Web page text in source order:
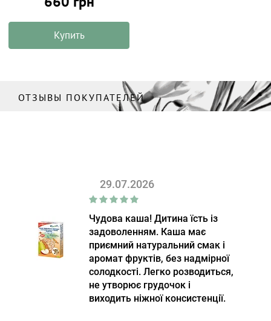
Купить
ОТЗЫВЫ ПОКУПАТЕЛЕЙ
29.07.2026
Чудова каша! Дитина їсть із
задоволенням. Каша має
приємний натуральний смак і
аромат фруктів, без надмірної
солодкості. Легко розводиться,
не утворює грудочок і
виходить ніжної консистенції.